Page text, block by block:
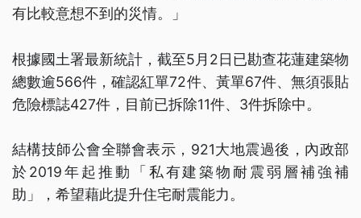
有比較意想不到的災情。」
根據國土署最新統計，截至5月2日已勘查花蓮建築物
總數逾566件，確認紅單72件、黃單67件、無須張貼
危險標誌427件，目前已拆除11件、3件拆除中。
結構技師公會全聯會表示，921大地震過後，內政部
於2019年起推動「私有建築物耐震弱層補強補
助」，希望藉此提升住宅耐震能力。